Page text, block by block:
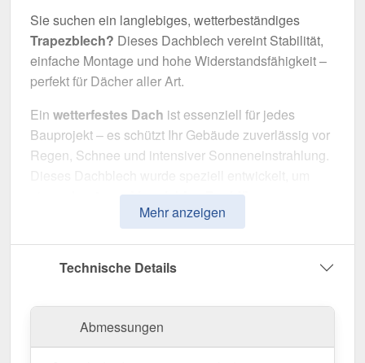
Sie suchen ein langlebiges, wetterbeständiges
Trapezblech? Dieses Dachblech vereint Stabilität,
einfache Montage und hohe Widerstandsfähigkeit –
perfekt für Dächer aller Art.
Ein wetterfestes Dach ist essenziell für jedes
Bauprojekt – es schützt Ihr Gebäude zuverlässig vor
Regen, Schnee und intensiver Sonneneinstrahlung.
robuste und langlebige Dachlösung
bieten. Es überzeugt durch einfache Montage, hohe
0,63 mm, sorgt es für eine robuste Dachlösung. Die
Plattenbreite von 1,069 m
Nutzbreite von 1,00 mermöglichen eine schnelle
Mehr anzeigen
Technische Details
Abmessungen